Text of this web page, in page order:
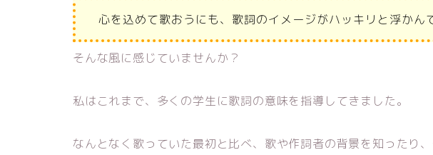
心を込めて歌おうにも、歌詞のイメージがハッキリと浮かん
そんな風に感じていませんか？
私はこれまで、多くの学生に歌詞の意味を指導してきました。
なんとなく歌っていた最初と比べ、歌や作詞者の背景を知ったり